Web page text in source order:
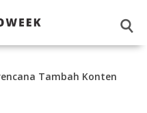
☌
Tambah Konten